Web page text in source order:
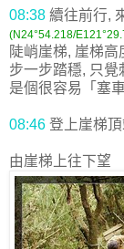
08:38 續往前行,
(N24°54.218/
陡峭崖梯, 崖梯
步一步踏穩, 只覺
是個很容易「塞
08:46 登上崖梯頂
由崖梯上往下望